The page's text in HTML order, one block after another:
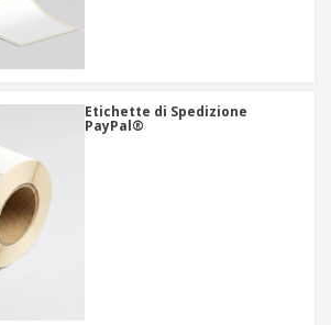
Etichette di Spedizione
PayPal®